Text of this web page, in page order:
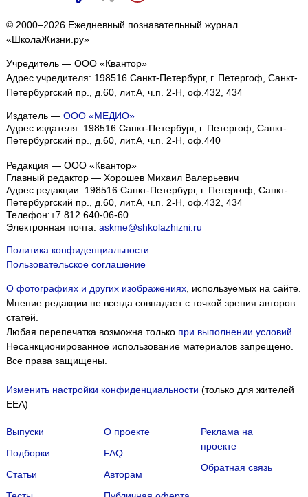
© 2000–2026 Ежедневный познавательный журнал
«ШколаЖизни.ру»
Учредитель — ООО «Квантор»
Адрес учредителя: 198516 Санкт-Петербург, г. Петергоф, Санкт-
Петербургский пр., д.60, лит.А, ч.п. 2-Н, оф.432, 434
Издатель — ООО «МЕДИО»
Адрес издателя: 198516 Санкт-Петербург, г. Петергоф, Санкт-
Петербургский пр., д.60, лит.А, ч.п. 2-Н, оф.440
Редакция — ООО «Квантор»
Главный редактор — Хорошев Михаил Валерьевич
Адрес редакции: 198516 Санкт-Петербург, г. Петергоф, Санкт-
Петербургский пр., д.60, лит.А, ч.п. 2-Н, оф.432, 434
Телефон:+7 812 640-06-60
Электронная почта: askme@shkolazhizni.ru
Политика конфиденциальности
Пользовательское соглашение
О фотографиях и других изображениях, используемых на сайте.
Мнение редакции не всегда совпадает с точкой зрения авторов
статей.
Любая перепечатка возможна только при выполнении условий.
Несанкционированное использование материалов запрещено.
Все права защищены.
Изменить настройки конфиденциальности (только для жителей
EEA)
Выпуски
Подборки
Статьи
О проекте
FAQ
Авторам
Реклама на
проекте
Обратная связь